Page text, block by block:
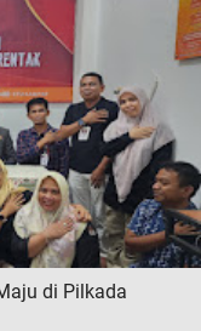
di Pilkada